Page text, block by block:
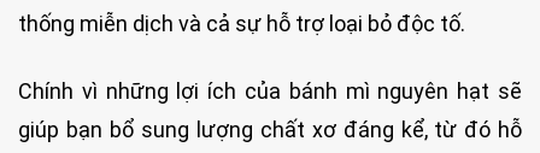
thống miễn dịch và cả sự hỗ trợ loại bỏ độc tố.
Chính vì những lợi ích của bánh mì nguyên hạt sẽ
giúp bạn bổ sung lượng chất xơ đáng kể, từ đó hỗ